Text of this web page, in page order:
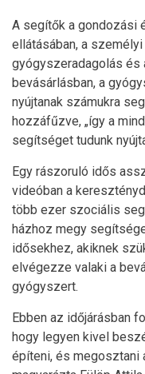
A segítők a gondozási
ellátásában, a
gyógyszeradagolás
bevásárlásban, a
nyújtanak számukra
hozzáfűzve, „így a
segítséget tudunk
Egy rászoruló idős
videóban a
több ezer szociális
házhoz megy
idősekhez, akiknek
elvégezze valaki a
gyógyszert.
Ebben az időjárásban
hogy legyen kivel
építeni, és megosztani